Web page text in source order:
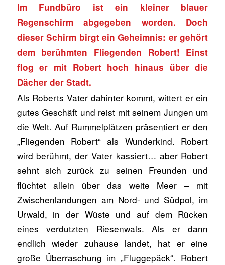
Im Fundbüro ist ein kleiner blauer
Regenschirm abgegeben worden. Doch
dieser Schirm birgt ein Geheimnis: er gehört
dem berühmten Fliegenden Robert! Einst
flog er mit Robert hoch hinaus über die
Dächer der Stadt.
Als Roberts Vater dahinter kommt, wittert er ein
gutes Geschäft und reist mit seinem Jungen um
die Welt. Auf Rummelplätzen präsentiert er den
„Fliegenden Robert“ als Wunderkind. Robert
wird berühmt, der Vater kassiert… aber Robert
sehnt sich zurück zu seinen Freunden und
flüchtet allein über das weite Meer – mit
Zwischenlandungen am Nord- und Südpol, im
Urwald, in der Wüste und auf dem Rücken
eines verdutzten Riesenwals. Als er dann
endlich wieder zuhause landet, hat er eine
große Überraschung im „Fluggepäck“. Robert